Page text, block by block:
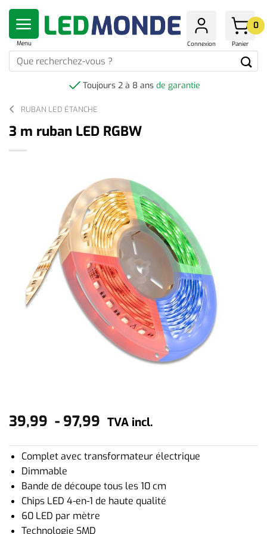
Skip
content
Menu Connexion Panier
0
Que
recherchez-
Toujours 2 à 8 ans de garantie
RUBAN LED ÉTANCHE
3 m ruban LED RGBW
39,99 - 97,99 TVA incl.
Complet avec transformateur électrique
Dimmable
Bande de découpe tous les 10 cm
Chips LED 4-en-1 de haute qualité
60 LED par mètre
Technologie SMD